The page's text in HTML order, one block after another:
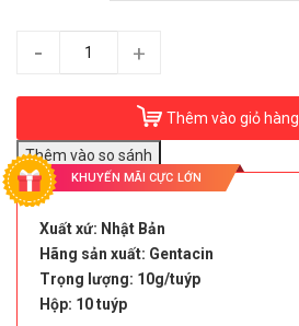
- +
Thêm vào giỏ hàng
KHUYẾN MÃI CỰC LỚN
Xuất xứ: Nhật Bản
Hãng sản xuất: Gentacin
Trọng lượng: 10g/tuýp
Hộp: 10 tuýp